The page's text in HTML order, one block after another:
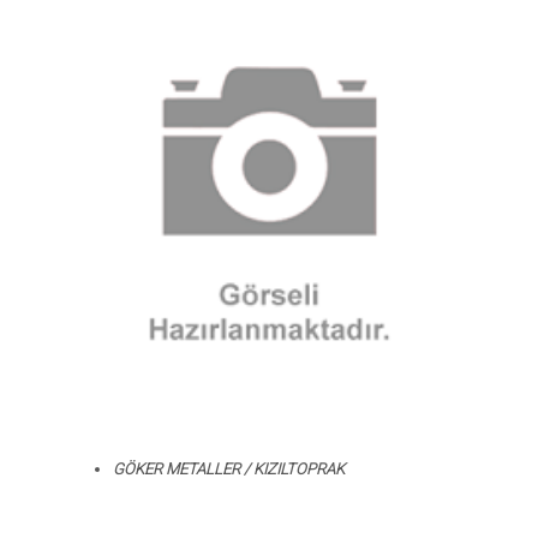
GÖKER METALLER / KIZILTOPRAK